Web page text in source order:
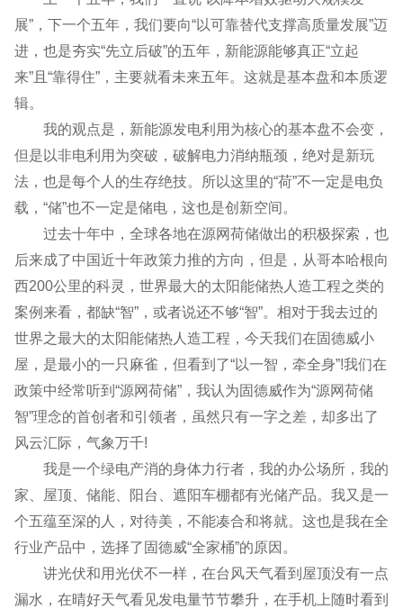
展”，下一个五年，我们要向“以可靠替代支撑高质量发展”迈
进，也是夯实“先立后破”的五年，新能源能够真正“立起
来”且“靠得住”，主要就看未来五年。这就是基本盘和本质逻
辑。
我的观点是，新能源发电利用为核心的基本盘不会变，
但是以非电利用为突破，破解电力消纳瓶颈，绝对是新玩
法，也是每个人的生存绝技。所以这里的“荷”不一定是电负
载，“储”也不一定是储电，这也是创新空间。
过去十年中，全球各地在源网荷储做出的积极探索，也
后来成了中国近十年政策力推的方向，但是，从哥本哈根向
西200公里的科灵，世界最大的太阳能储热人造工程之类的
案例来看，都缺“智”，或者说还不够“智”。相对于我去过的
世界之最大的太阳能储热人造工程，今天我们在固德威小
屋，是最小的一只麻雀，但看到了“以一智，牵全身”!我们在
政策中经常听到“源网荷储”，我认为固德威作为“源网荷储
智”理念的首创者和引领者，虽然只有一字之差，却多出了
风云汇际，气象万千!
我是一个绿电产消的身体力行者，我的办公场所，我的
家、屋顶、储能、阳台、遮阳车棚都有光储产品。我又是一
个五蕴至深的人，对待美，不能凑合和将就。这也是我在全
行业产品中，选择了固德威“全家桶”的原因。
讲光伏和用光伏不一样，在台风天气看到屋顶没有一点
漏水，在晴好天气看见发电量节节攀升，在手机上随时看到